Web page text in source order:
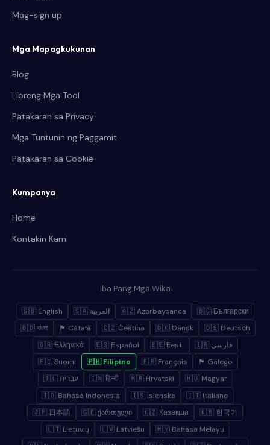
Mag-sign up
Mga Mapagkukunan
Blog
Libreng Mga Tool
Patakaran sa Privacy
Mga Tuntunin ng Paggamit
Patakaran sa Cookie
Kumpanya
Home
Kontakin Kami
Iba Pang Mga Wika
🇬🇧 English 🇸🇦 العربية 🇦🇿 Azərbaycanca
🇧🇬 Български
🇧🇩 বাংলা
🏴 Català 🇨🇿 Čeština 🇩🇰 Dansk
🇩🇪 Deutsch
🇬🇷 Ελληνικά
🇪🇸 Español 🇪🇪 Eesti
🇮🇷 فارسی
🇫🇮 Suomi
🇵🇭 Filipino 🇫🇷 Français
🏴 Galego
🇮🇱 עברית
🇮🇳 हिन्दी 🇭🇷 Hrvatski
🇭🇺 Magyar
🇮🇩 Bahasa Indonesia
🇮🇸 Íslenska
🇮🇹 Italiano
🇯🇵 日本語
🇬🇪 ქართული 🇰🇿 Қазақша
🇰🇷 한국어
🇱🇹 Lietuvių
🇱🇻 Latviešu
🇲🇾 Bahasa Melayu